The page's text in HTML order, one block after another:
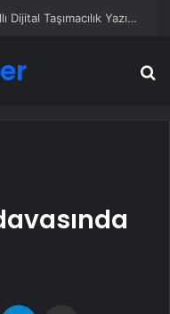
UETDS Nedir ? Uetds.com İle Akıllı Dijital Taşımacılık Yazılımı
WhatsApp